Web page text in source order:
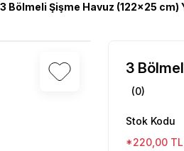
3 Bölmeli Şişme Havuz (122x25 cm)
3
(0)
Stok Kodu
*220,00